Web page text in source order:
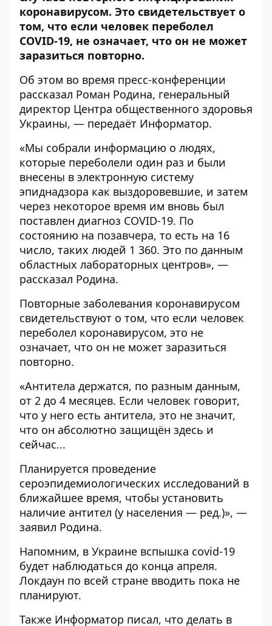
коронавирусом. Это свидетельствует о
том, что если человек переболел
COVID-19, не означает, что он не может
заразиться повторно.
Об этом во время пресс-конференции
рассказал Роман Родина, генеральный
директор Центра общественного здоровья
Украины, — передаёт Информатор.
«Мы собрали информацию о людях,
которые переболели один раз и были
внесены в электронную систему
эпиднадзора как выздоровевшие, и затем
через некоторое время им вновь был
поставлен диагноз COVID-19. По
состоянию на позавчера, то есть на 16
число, таких людей 1 360. Это по данным
областных лабораторных центров», —
рассказал Родина.
Повторные заболевания коронавирусом
свидетельствуют о том, что если человек
переболел коронавирусом, это не
означает, что он не может заразиться
повторно.
«Антитела держатся, по разным данным,
от 2 до 4 месяцев. Если человек говорит,
что у него есть антитела, это не значит,
что он абсолютно защищён здесь и
сейчас...
Планируется проведение
сероэпидемиологических исследований в
ближайшее время, чтобы установить
наличие антител (у населения — ред.)», —
заявил Родина.
Напомним, в Украине вспышка covid-19
будет наблюдаться до конца апреля.
Локдаун по всей стране вводить пока не
планируют.
Также Информатор писал, что делать в